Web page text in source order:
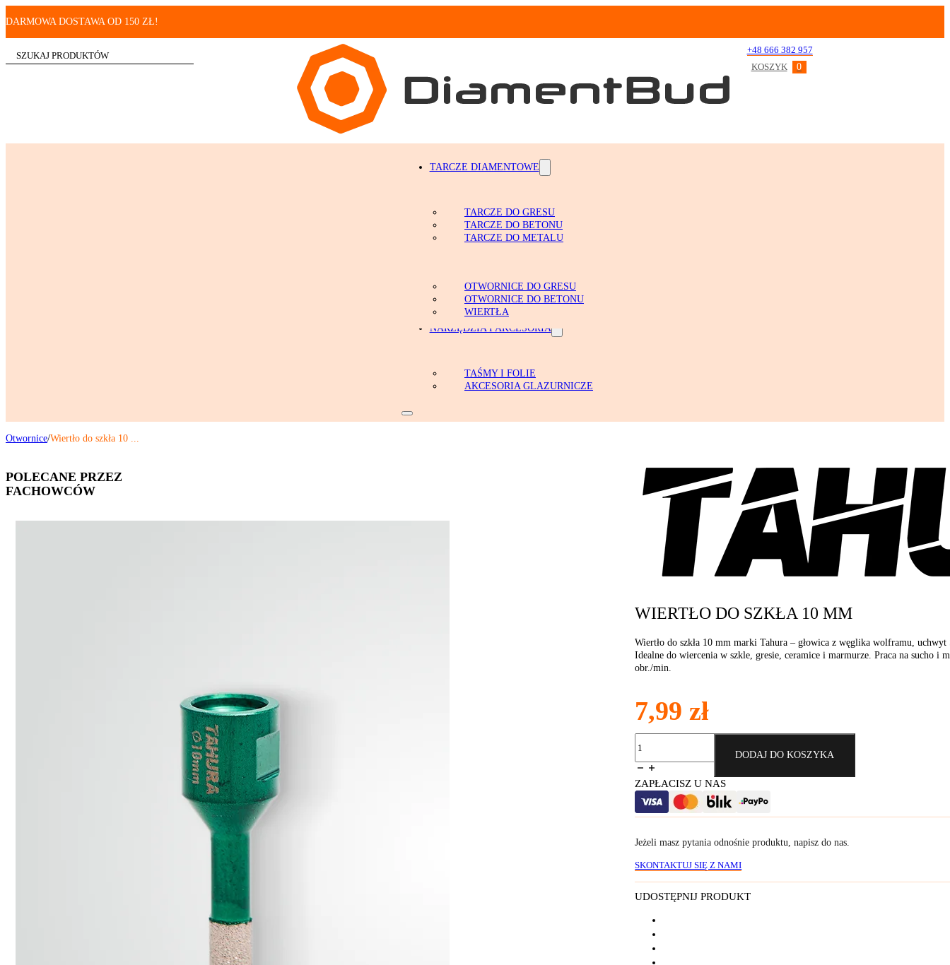
DARMOWA DOSTAWA OD 150 ZŁ!
...
+48 666 382 957
0
KOSZYK
TARCZE DIAMENTOWE
TARCZE DO GRESU
TARCZE DO BETONU
TARCZE DO METALU
OTWORNICE DIAMENTOWE
OTWORNICE DO GRESU
OTWORNICE DO BETONU
WIERTŁA
RĘKAWICE ROBOCZE
NARZĘDZIA I AKCESORIA
TAŚMY I FOLIE
AKCESORIA GLAZURNICZE
Otwornice Wiertło do szkła 10 ...
WIERTŁO DO SZKŁA 10 MM
Wiertło do szkła 10 mm marki Tahura – głowica z węglika wolframu,
Idealne do wiercenia w szkle, gresie, ceramice i marmurze. Praca na sucho i
obr./min.
7,99 zł
Wiertło
do
10
mm
DODAJ DO KOSZYKA
ZAPŁACISZ U NAS
Jeżeli masz pytania odnośnie produktu, napisz do nas.
SKONTAKTUJ SIĘ Z NAMI
UDOSTĘPNIJ PRODUKT
POLECANE PRZEZ
FACHOWCÓW